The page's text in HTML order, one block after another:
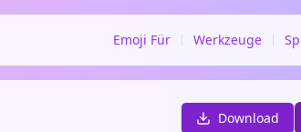
Emoji Für Werkzeuge
Download